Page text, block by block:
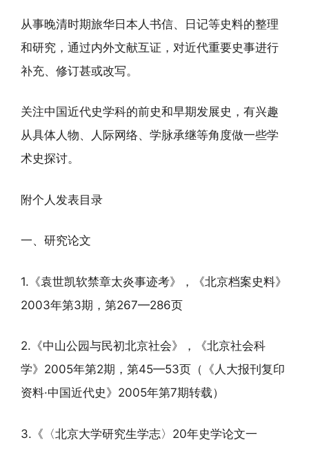
从事晚清时期旅华日本人书信、日记等史料的整理
和研究，通过内外文献互证，对近代重要史事进行
补充、修订甚或改写。
关注中国近代史学科的前史和早期发展史，有兴趣
从具体人物、人际网络、学脉承继等角度做一些学
术史探讨。
附个人发表目录
一、研究论文
1.《袁世凯软禁章太炎事迹考》，《北京档案史料》
2003年第3期，第267—286页
2.《中山公园与民初北京社会》，《北京社会科
学》2005年第2期，第45—53页（《人大报刊复印
资料·中国近代史》2005年第7期转载）
3.《〈北京大学研究生学志〉20年史学论文一